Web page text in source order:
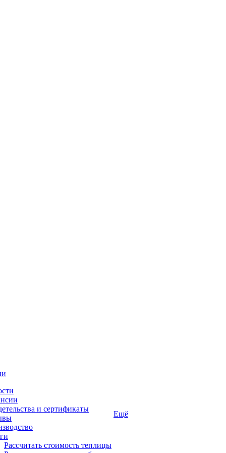
и сертификаты
Рассчитать стоимость теплицы
Ещё